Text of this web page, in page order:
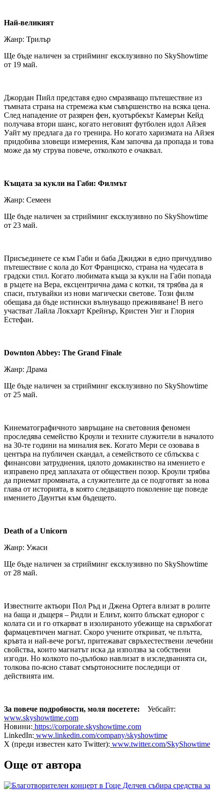
Най-великият
Жанр: Трилър
Ще бъде наличен за стрийминг ексклузивно по SkyShowtime
от 19 май.
Джордан Пийл представя едно смразяващо пътешествие из
тъмната страна на стремежа към съвършенство на всяка цена.
След нападение от разярен фен, куотърбекът Камерън Кейд
получава втори шанс, когато неговият футболен идол Айзея
Уайт му предлага да го тренира. Но когато харизмата на Айзея
придобива зловещи измерения, Кам започва да пропада и това
може да му струва повече, отколкото е очаквал.
Къщата за кукли на Габи: Филмът
Жанр: Семеен
Ще бъде наличен за стрийминг ексклузивно по SkyShowtime
от 23 май.
Присъединете се към Габи и баба Джиджи в едно причудливо
пътешествие с кола до Кот Франциско, страна на чудесата в
градски стил. Когато любимата къща за кукли на Габи попада
в ръцете на Вера, ексцентрична дама с котки, тя трябва да я
спаси, пътувайки из нови магически светове. Този филм
обещава да бъде истински вълнуващо преживяване! В него
участват Лайла Локхарт Крейнър, Кристен Уиг и Глория
Естефан.
Downton Abbey: The Grand Finale
Жанр: Драма
Ще бъде наличен за стрийминг ексклузивно по SkyShowtime
от 25 май.
Кинематографичното завръщане на световния феномен
проследява семейство Кроули и техните служители в началото
на 30-те години на миналия век. Когато Мери се озовава в
центъра на публичен скандал, а семейството се сблъсква с
финансови затруднения, цялото домакинство на имението е
изправено пред заплахата от обществен позор. Кроули трябва
да приемат промяната, а служителите да се подготвят за нова
глава от историята, в която следващото поколение ще поведе
имението Даунтън към бъдещето.
Death of a Unicorn
Жанр: Ужаси
Ще бъде наличен за стрийминг ексклузивно по SkyShowtime
от 28 май.
Известните актьори Пол Ръд и Джена Ортега влизат в ролите
на баща и дъщеря – Ридли и Елиът, които блъскат еднорог с
колата си и го откарват в изолираното убежище на свръхбогат
фармацевтичен магнат. Скоро учените откриват, че плътта,
кръвта и най-вече рогът, притежават свръхестествени лечебни
свойства, които магнатът иска да използва за собствени
изгоди. Но колкото по-дълбоко навлизат в изследванията си,
толкова по-ясно стават смъртоносните последици от
действията им.
За повече подробности, моля посетете:
Уебсайт:
www.skyshowtime.com
Новини: https://corporate.skyshowtime.com
LinkedIn: www.linkedin.com/company/skyshowtime
X (преди известен като Twitter): www.twitter.com/SkyShowtime
Още от автора